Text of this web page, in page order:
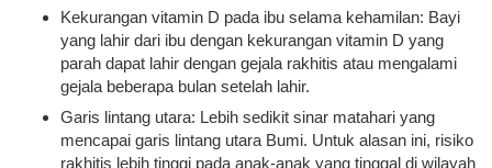
Kekurangan vitamin D pada ibu selama kehamilan: Bayi
yang lahir dari ibu dengan kekurangan vitamin D yang
parah dapat lahir dengan gejala rakhitis atau mengalami
gejala beberapa bulan setelah lahir.
Garis lintang utara: Lebih sedikit sinar matahari yang
mencapai garis lintang utara Bumi. Untuk alasan ini, risiko
rakhitis lebih tinggi pada anak-anak yang tinggal di wilayah